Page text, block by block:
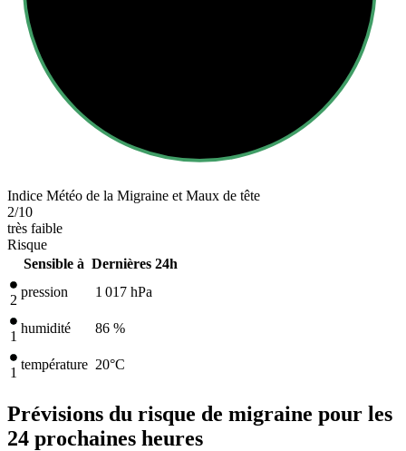
Indice Météo de la Migraine et Maux de tête
2/10
très faible
Risque
Sensible à Dernières 24h
2
pression 1 017 hPa
1
humidité 86 %
1
température 20°C
Prévisions du risque de migraine pour les
24 prochaines heures